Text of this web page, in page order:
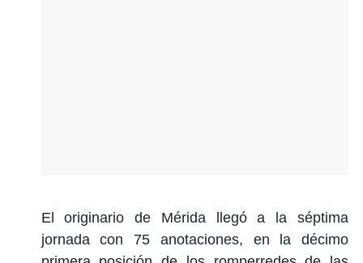
El originario de Mérida llegó a la séptima
jornada con 75 anotaciones, en la décimo